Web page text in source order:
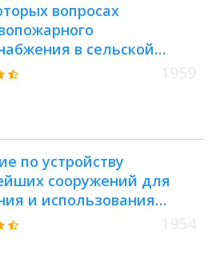
вопросах
в сельской
: Информ.-метод.
по устройству
сооружений для
и использования
запасов воды